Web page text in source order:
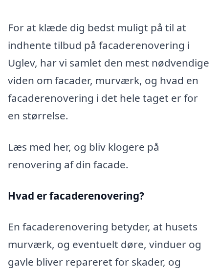
For at klæde dig bedst muligt på til at
indhente tilbud på facaderenovering i
Uglev, har vi samlet den mest nødvendige
viden om facader, murværk, og hvad en
facaderenovering i det hele taget er for
en størrelse.
Læs med her, og bliv klogere på
renovering af din facade.
Hvad er facaderenovering?
En facaderenovering betyder, at husets
murværk, og eventuelt døre, vinduer og
gavle bliver repareret for skader, og